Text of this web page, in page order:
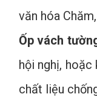
văn hóa
Ốp vách
hội nghị,
chất liệu